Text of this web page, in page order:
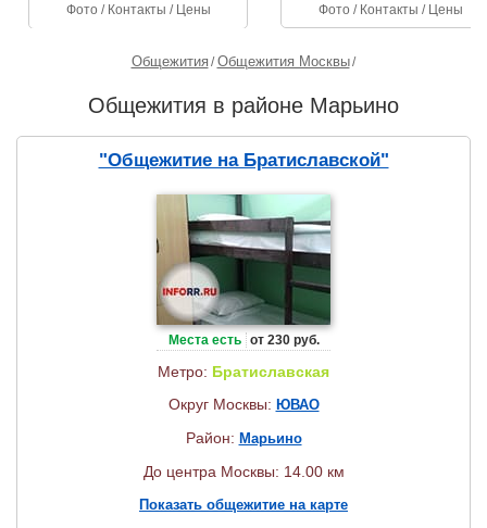
Фото / Контакты / Цены
Фото / Контакты / Цены
Общежития Общежития Москвы
Общежития в районе Марьино
"Общежитие на Братиславской"
Места есть от 230 руб.
Метро: Братиславская
Округ Москвы: ЮВАО
Район: Марьино
До центра Москвы: 14.00 км
Показать общежитие на карте